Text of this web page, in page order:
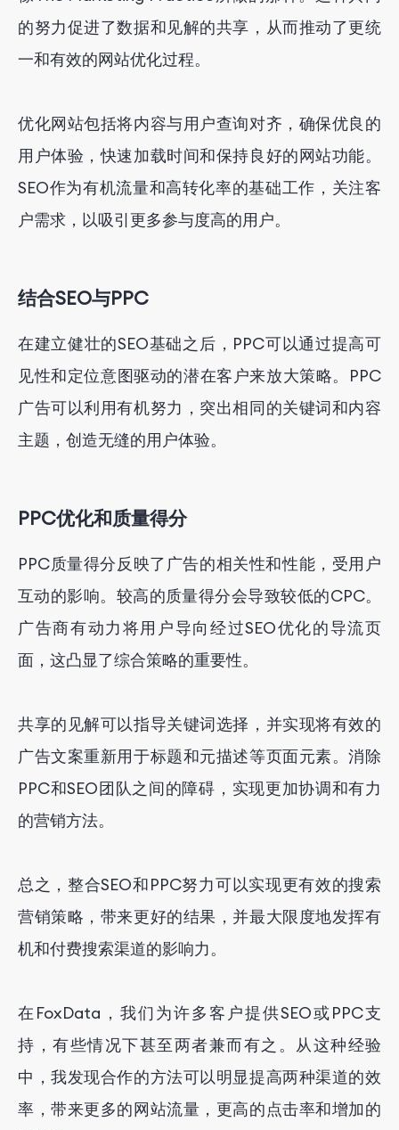
的努力促进了数据和见解的共享，从而推动了更统
一和有效的网站优化过程。
优化网站包括将内容与用户查询对齐，确保优良的
用户体验，快速加载时间和保持良好的网站功能。
SEO作为有机流量和高转化率的基础工作，关注客
户需求，以吸引更多参与度高的用户。
结合SEO与PPC
在建立健壮的SEO基础之后，PPC可以通过提高可
见性和定位意图驱动的潜在客户来放大策略。PPC
广告可以利用有机努力，突出相同的关键词和内容
主题，创造无缝的用户体验。
PPC优化和质量得分
PPC质量得分反映了广告的相关性和性能，受用户
互动的影响。较高的质量得分会导致较低的CPC。
广告商有动力将用户导向经过SEO优化的导流页
面，这凸显了综合策略的重要性。
共享的见解可以指导关键词选择，并实现将有效的
广告文案重新用于标题和元描述等页面元素。消除
PPC和SEO团队之间的障碍，实现更加协调和有力
的营销方法。
总之，整合SEO和PPC努力可以实现更有效的搜索
营销策略，带来更好的结果，并最大限度地发挥有
机和付费搜索渠道的影响力。
在FoxData，我们为许多客户提供SEO或PPC支
持，有些情况下甚至两者兼而有之。从这种经验
中，我发现合作的方法可以明显提高两种渠道的效
率，带来更多的网站流量，更高的点击率和增加的